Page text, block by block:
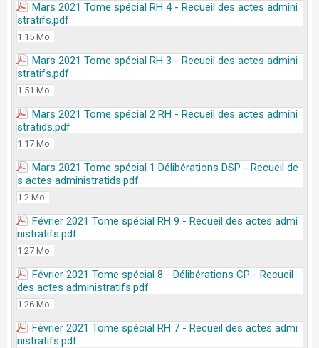
Mars 2021 Tome spécial RH 4 - Recueil des actes admini
stratifs.pdf
1.15 Mo
Mars 2021 Tome spécial RH 3 - Recueil des actes admini
stratifs.pdf
1.51 Mo
Mars 2021 Tome spécial 2 RH - Recueil des actes admini
stratids.pdf
1.17 Mo
Mars 2021 Tome spécial 1 Délibérations DSP - Recueil de
s actes administratids.pdf
1.2 Mo
Février 2021 Tome spécial RH 9 - Recueil des actes admi
nistratifs.pdf
1.27 Mo
Février 2021 Tome spécial 8 - Délibérations CP - Recueil
des actes administratifs.pdf
1.26 Mo
Février 2021 Tome spécial RH 7 - Recueil des actes admi
nistratifs.pdf